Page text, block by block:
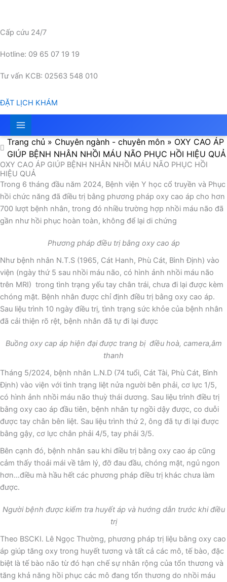
nội
Cấp cứu 24/7
Hotline: 09 65 07 19 19
Tư vấn KCB: 02563 548 010
ĐẶT LỊCH KHÁM
Trang chủ » Chuyên ngành - chuyên môn » OXY CAO ÁP
GIÚP BỆNH NHÂN NHỒI MÁU NÃO PHỤC HỒI HIỆU QUẢ
OXY CAO ÁP GIÚP BỆNH NHÂN NHỒI MÁU NÃO PHỤC HỒI
HIỆU QUẢ
Trong 6 tháng đầu năm 2024, Bệnh viện Y học cổ truyền và Phục
hồi chức năng đã điều trị bằng phương pháp oxy cao áp cho hơn
700 lượt bệnh nhân, trong đó nhiều trường hợp nhồi máu não đã
gần như hồi phục hoàn toàn, không để lại di chứng
Phương pháp điều trị bằng oxy cao áp
Như bệnh nhân N.T.S (1965, Cát Hanh, Phù Cát, Bình Định) vào
viện (ngày thứ 5 sau nhồi máu não, có hình ảnh nhồi máu não
trên MRI) trong tình trạng yếu tay chân trái, chưa đi lại được kèm
chóng mặt. Bệnh nhân được chỉ định điều trị bằng oxy cao áp.
Sau liệu trình 10 ngày điều trị, tình trạng sức khỏe của bệnh nhân
đã cải thiện rõ rệt, bệnh nhân đã tự đi lại được
Buồng oxy cap áp hiện đại được trang bị điều hoà, camera,âm
thanh
Tháng 5/2024, bệnh nhân L.N.D (74 tuổi, Cát Tài, Phù Cát, Bình
Định) vào viện với tình trạng liệt nửa người bên phải, cơ lực 1/5,
có hình ảnh nhồi máu não thuỳ thái dương. Sau liệu trình điều trị
bằng oxy cao áp đầu tiên, bệnh nhân tự ngồi dậy được, co duỗi
được tay chân bên liệt. Sau liệu trình thứ 2, ông đã tự đi lại được
bằng gậy, cơ lực chân phải 4/5, tay phải 3/5.
Bên cạnh đó, bệnh nhân sau khi điều trị bằng oxy cao áp cũng
cảm thấy thoải mái về tâm lý, đỡ đau đầu, chóng mặt, ngủ ngon
hơn…điều mà hầu hết các phương pháp điều trị khác chưa làm
được.
Người bệnh được kiểm tra huyết áp và hướng dẫn trước khi điều
trị
Theo BSCKI. Lê Ngọc Thường, phương pháp trị liệu bằng oxy cao
áp giúp tăng oxy trong huyết tương và tất cả các mô, tế bào, đặc
biệt là tế bào não từ đó hạn chế sự nhân rộng của tổn thương và
tăng khả năng hồi phục các mô đang tổn thương do nhồi máu